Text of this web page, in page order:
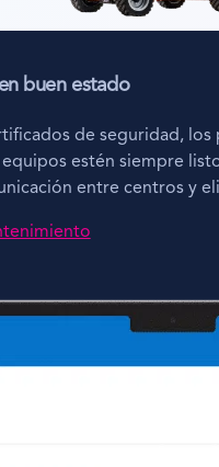
buen estado
de seguridad,
estén siempre
entre centros y